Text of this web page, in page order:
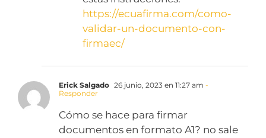
https://ecuafirma.com/como-
validar-un-documento-con-
firmaec/
Erick Salgado 26 junio, 2023 en 11:27 am -
Responder
Cómo se hace para firmar
documentos en formato A1? no sale